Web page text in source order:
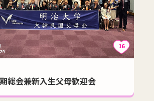
16
総会兼新入生父母歓迎会